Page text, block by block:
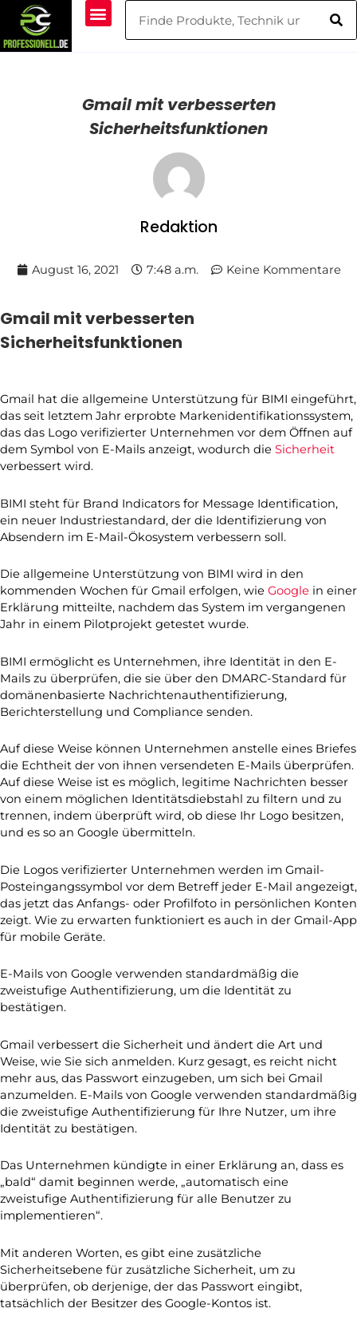
Gmail mit verbesserten
Sicherheitsfunktionen
Redaktion
August 16, 2021 7:48 a.m. Keine Kommentare
Gmail mit verbesserten
Sicherheitsfunktionen
Gmail hat die allgemeine Unterstützung für BIMI eingeführt,
das seit letztem Jahr erprobte Markenidentifikationssystem,
das das Logo verifizierter Unternehmen vor dem Öffnen auf
dem Symbol von E-Mails anzeigt, wodurch die Sicherheit
verbessert wird.
BIMI steht für Brand Indicators for Message Identification,
ein neuer Industriestandard, der die Identifizierung von
Absendern im E-Mail-Ökosystem verbessern soll.
Die allgemeine Unterstützung von BIMI wird in den
kommenden Wochen für Gmail erfolgen, wie Google in einer
Erklärung mitteilte, nachdem das System im vergangenen
Jahr in einem Pilotprojekt getestet wurde.
BIMI ermöglicht es Unternehmen, ihre Identität in den E-
Mails zu überprüfen, die sie über den DMARC-Standard für
domänenbasierte Nachrichtenauthentifizierung,
Berichterstellung und Compliance senden.
Auf diese Weise können Unternehmen anstelle eines Briefes
die Echtheit der von ihnen versendeten E-Mails überprüfen.
Auf diese Weise ist es möglich, legitime Nachrichten besser
von einem möglichen Identitätsdiebstahl zu filtern und zu
trennen, indem überprüft wird, ob diese Ihr Logo besitzen,
und es so an Google übermitteln.
Die Logos verifizierter Unternehmen werden im Gmail-
Posteingangssymbol vor dem Betreff jeder E-Mail angezeigt,
das jetzt das Anfangs- oder Profilfoto in persönlichen Konten
zeigt. Wie zu erwarten funktioniert es auch in der Gmail-App
für mobile Geräte.
E-Mails von Google verwenden standardmäßig die
zweistufige Authentifizierung, um die Identität zu
bestätigen.
Gmail verbessert die Sicherheit und ändert die Art und
Weise, wie Sie sich anmelden. Kurz gesagt, es reicht nicht
mehr aus, das Passwort einzugeben, um sich bei Gmail
anzumelden. E-Mails von Google verwenden standardmäßig
die zweistufige Authentifizierung für Ihre Nutzer, um ihre
Identität zu bestätigen.
Das Unternehmen kündigte in einer Erklärung an, dass es
„bald“ damit beginnen werde, „automatisch eine
zweistufige Authentifizierung für alle Benutzer zu
implementieren“.
Mit anderen Worten, es gibt eine zusätzliche
Sicherheitsebene für zusätzliche Sicherheit, um zu
überprüfen, ob derjenige, der das Passwort eingibt,
tatsächlich der Besitzer des Google-Kontos ist.